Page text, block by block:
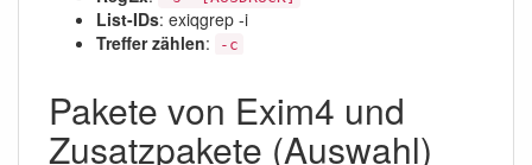
List-IDs: exiqgrep -i
Treffer zählen: -c
Pakete von Exim4 und
Zusatzpakete (Auswahl)